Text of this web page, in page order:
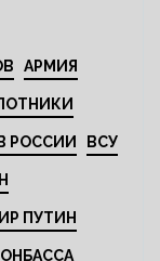
АРМИЯ
В РОССИИ ВСУ
ПУТИН